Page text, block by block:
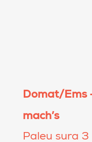
Domat/Ems
mach’s
Paleu sura 3